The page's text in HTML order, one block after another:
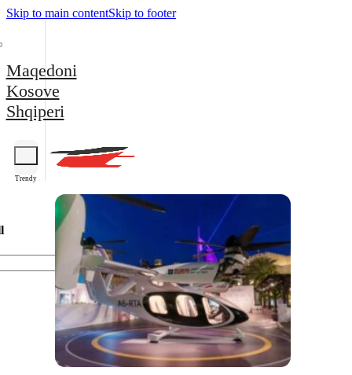
Skip to main contentSkip to footer
Maqedoni
Kosove
Shqiperi
Trendy